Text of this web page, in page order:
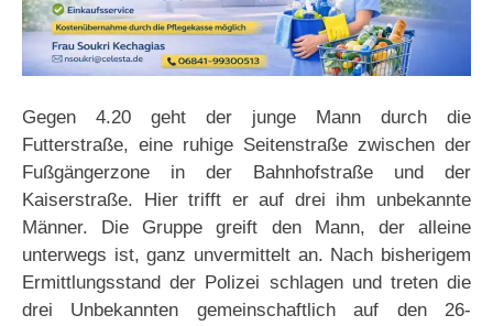
Gegen 4.20 geht der junge Mann durch die
Futterstraße, eine ruhige Seitenstraße zwischen der
Fußgängerzone in der Bahnhofstraße und der
Kaiserstraße. Hier trifft er auf drei ihm unbekannte
Männer. Die Gruppe greift den Mann, der alleine
unterwegs ist, ganz unvermittelt an. Nach bisherigem
Ermittlungsstand der Polizei schlagen und treten die
drei Unbekannten gemeinschaftlich auf den 26-